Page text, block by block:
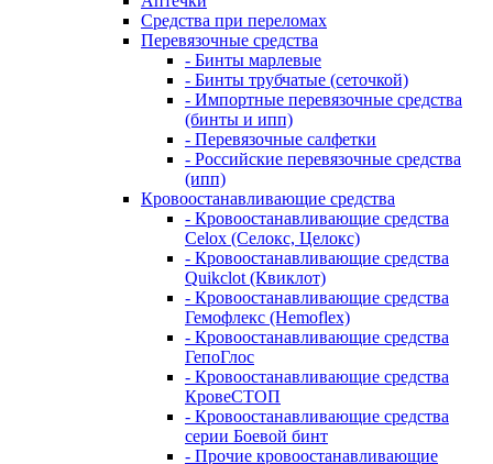
Средства при переломах
Перевязочные средства
- Бинты марлевые
- Бинты трубчатые (сеточкой)
- Импортные перевязочные средства
(бинты и ипп)
- Перевязочные салфетки
- Российские перевязочные средства
(ипп)
Кровоостанавливающие средства
- Кровоостанавливающие средства
Celox (Селокс, Целокс)
- Кровоостанавливающие средства
Quikclot (Квиклот)
- Кровоостанавливающие средства
Гемофлекс (Hemoflex)
- Кровоостанавливающие средства
ГепоГлос
- Кровоостанавливающие средства
КровеСТОП
- Кровоостанавливающие средства
серии Боевой бинт
- Прочие кровоостанавливающие